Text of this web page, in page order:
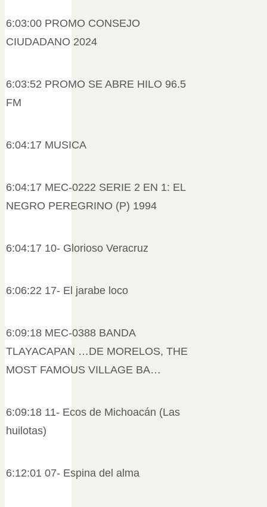
6:03:00 PROMO CONSEJO
CIUDADANO 2024
6:03:52 PROMO SE ABRE HILO 96.5
FM
6:04:17 MUSICA
6:04:17 MEC-0222 SERIE 2 EN 1: EL
NEGRO PEREGRINO (P) 1994
6:04:17 10- Glorioso Veracruz
6:06:22 17- El jarabe loco
6:09:18 MEC-0388 BANDA
TLAYACAPAN …DE MORELOS, THE
MOST FAMOUS VILLAGE BA…
6:09:18 11- Ecos de Michoacán (Las
huilotas)
6:12:01 07- Espina del alma